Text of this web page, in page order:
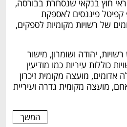
זכתה במכרז יחד עם אפ קפיטל פיננסים לאספקת
השירותים יינתנו לשלוש רשויות, יהודה ושומרון, מישור
החוף ושורק דרומי. הרשויות כוללות עיריות כמו מודיעין
עילית, ביתר עילית ומעלה אדומים, מועצה מקומית זיכרון
יעקב, עיריית אום אל-פאחם, מועצה מקומית גדרה ועיריית
המשך